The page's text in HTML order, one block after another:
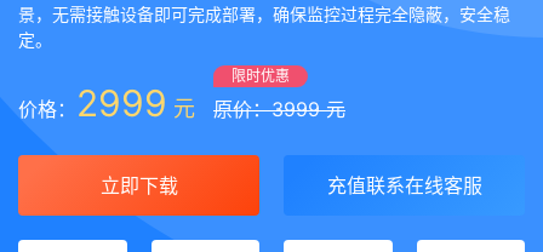
景，无需接触设备即可完成部署，确保监控过程完全隐蔽，安全稳
定。
价格： 2999 元
限时优惠
原价：3999 元
立即下载 充值联系在线客服